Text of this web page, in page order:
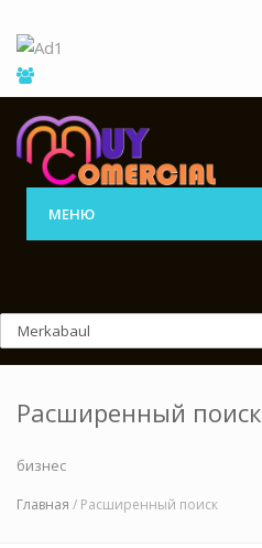
МЕНЮ
Расширенный поиск
бизнес
Главная / Расширенный поиск